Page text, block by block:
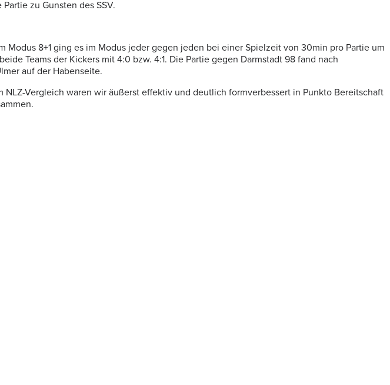
zu Gunsten des SSV.
8+1 ging es im Modus jeder gegen jeden bei einer Spielzeit von 30min pro Partie um
Teams der Kickers mit 4:0 bzw. 4:1. Die Partie gegen Darmstadt 98 fand nach
auf der Habenseite.
Vergleich waren wir äußerst effektiv und deutlich formverbessert in Punkto Bereitschaft